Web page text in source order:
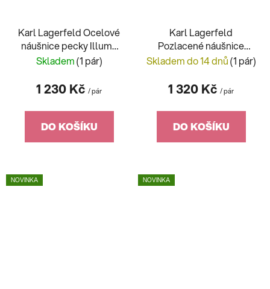
Karl Lagerfeld Ocelové
náušnice pecky Illume
KLBJX17
Skladem(1 pár)
1 230 Kč / pár
DO KOŠÍKU
Karl Lagerfeld
Pozlacené náušnice
pecky Illume KLBJX16
Skladem do 14 dnů(1 pár)
1 320 Kč / pár
DO KOŠÍKU
NOVINKA NOVINKA